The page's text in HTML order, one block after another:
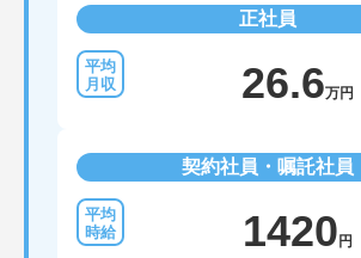
正社員
26.6万円
契約社員・嘱託社員
1420 円